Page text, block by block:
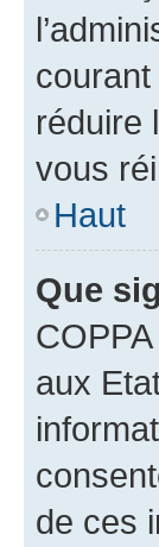
réduire
vous
Haut
Que
aux
de ces